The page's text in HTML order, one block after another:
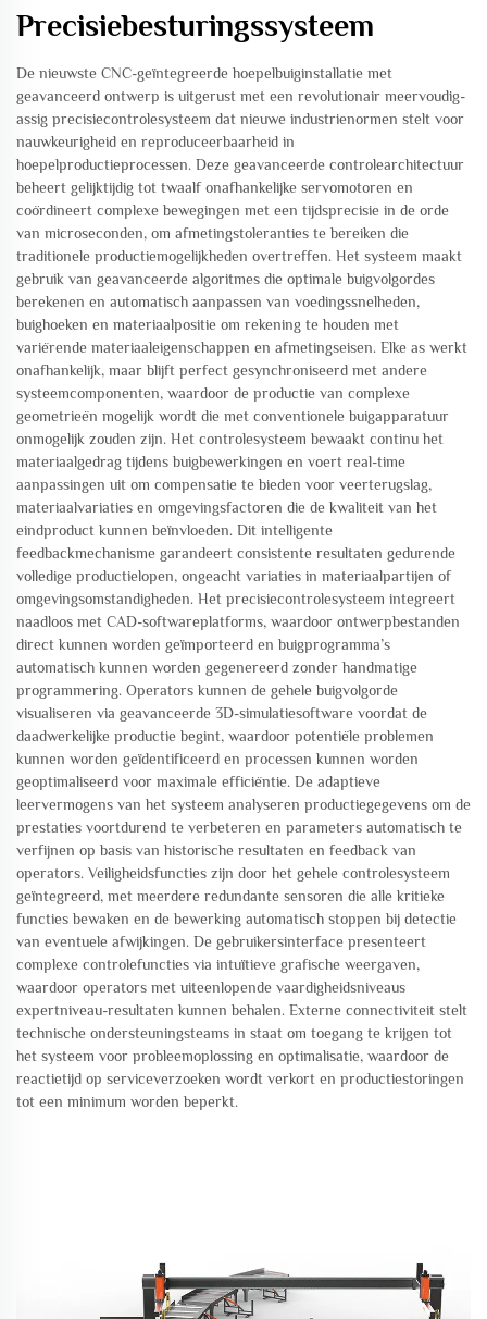
Precisiebesturingssysteem
De nieuwste CNC-geïntegreerde hoepelbuiginstallatie met
geavanceerd ontwerp is uitgerust met een revolutionair meervoudig-
assig precisiecontrolesysteem dat nieuwe industrienormen stelt voor
nauwkeurigheid en reproduceerbaarheid in
hoepelproductieprocessen. Deze geavanceerde controlearchitectuur
beheert gelijktijdig tot twaalf onafhankelijke servomotoren en
coördineert complexe bewegingen met een tijdsprecisie in de orde
van microseconden, om afmetingstoleranties te bereiken die
traditionele productiemogelijkheden overtreffen. Het systeem maakt
gebruik van geavanceerde algoritmes die optimale buigvolgordes
berekenen en automatisch aanpassen van voedingssnelheden,
buighoeken en materiaalpositie om rekening te houden met
variërende materiaaleigenschappen en afmetingseisen. Elke as werkt
onafhankelijk, maar blijft perfect gesynchroniseerd met andere
systeemcomponenten, waardoor de productie van complexe
geometrieën mogelijk wordt die met conventionele buigapparatuur
onmogelijk zouden zijn. Het controlesysteem bewaakt continu het
materiaalgedrag tijdens buigbewerkingen en voert real-time
aanpassingen uit om compensatie te bieden voor veerterugslag,
materiaalvariaties en omgevingsfactoren die de kwaliteit van het
eindproduct kunnen beïnvloeden. Dit intelligente
feedbackmechanisme garandeert consistente resultaten gedurende
volledige productielopen, ongeacht variaties in materiaalpartijen of
omgevingsomstandigheden. Het precisiecontrolesysteem integreert
naadloos met CAD-softwareplatforms, waardoor ontwerpbestanden
direct kunnen worden geïmporteerd en buigprogramma’s
automatisch kunnen worden gegenereerd zonder handmatige
programmering. Operators kunnen de gehele buigvolgorde
visualiseren via geavanceerde 3D-simulatiesoftware voordat de
daadwerkelijke productie begint, waardoor potentiële problemen
kunnen worden geïdentificeerd en processen kunnen worden
geoptimaliseerd voor maximale efficiëntie. De adaptieve
leervermogens van het systeem analyseren productiegegevens om de
prestaties voortdurend te verbeteren en parameters automatisch te
verfijnen op basis van historische resultaten en feedback van
operators. Veiligheidsfuncties zijn door het gehele controlesysteem
geïntegreerd, met meerdere redundante sensoren die alle kritieke
functies bewaken en de bewerking automatisch stoppen bij detectie
van eventuele afwijkingen. De gebruikersinterface presenteert
complexe controlefuncties via intuïtieve grafische weergaven,
waardoor operators met uiteenlopende vaardigheidsniveaus
expertniveau-resultaten kunnen behalen. Externe connectiviteit stelt
technische ondersteuningsteams in staat om toegang te krijgen tot
het systeem voor probleemoplossing en optimalisatie, waardoor de
reactietijd op serviceverzoeken wordt verkort en productiestoringen
tot een minimum worden beperkt.